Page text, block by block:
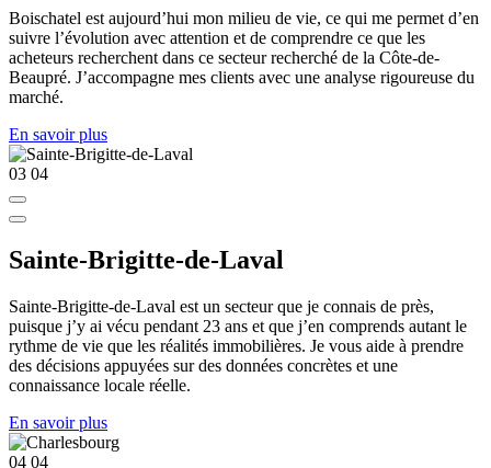
Boischatel est aujourd’hui mon milieu de vie, ce qui me permet d’en
suivre l’évolution avec attention et de comprendre ce que les
acheteurs recherchent dans ce secteur recherché de la Côte-de-
Beaupré. J’accompagne mes clients avec une analyse rigoureuse du
marché.
En savoir plus
03 04
Sainte-Brigitte-de-Laval
Sainte-Brigitte-de-Laval est un secteur que je connais de près,
puisque j’y ai vécu pendant 23 ans et que j’en comprends autant le
rythme de vie que les réalités immobilières. Je vous aide à prendre
des décisions appuyées sur des données concrètes et une
connaissance locale réelle.
En savoir plus
04 04